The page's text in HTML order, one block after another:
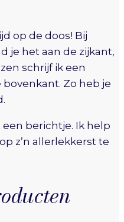
op de doos! Bij
je het aan de zijkant,
schrijf ik een
Zo heb je
berichtje. Ik help
z’n allerlekkerst te